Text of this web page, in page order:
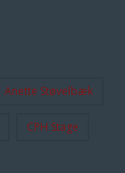
Anette Støvelbæk
CPH Stage